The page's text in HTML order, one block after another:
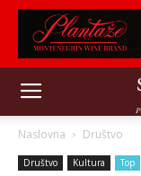
Naslovna Društvo
Društvo Kultura Top